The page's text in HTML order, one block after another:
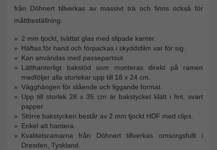
från Döhnert tillverkas av massivt trä och finns också för
måttbeställning.
2 mm tjockt, tvättat glas med slipade kanter.
Häftas för hand och förpackas i skyddsfilm var för sig.
Kan användas med passepartout.
Lätthanterligt bakstöd som monteras direkt på ramen
medföljer alla storlekar upp till 18 x 24 cm.
Vägghängen för stående och liggande format.
Upp till storlek 28 x 35 cm är bakstycket klätt i fint, svart
papper.
Större bakstycken består av 2 mm tjockt HDF med clips.
Enkel att hantera.
Kvalitetsramarna från Döhnert tillverkas omsorgsfullt i
Dresden, Tyskland.